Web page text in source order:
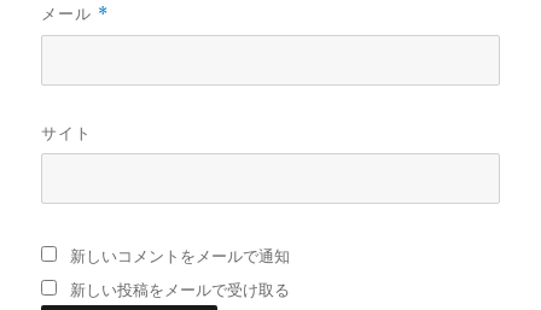
メール *
サイト
新しいコメントをメールで通知
新しい投稿をメールで受け取る